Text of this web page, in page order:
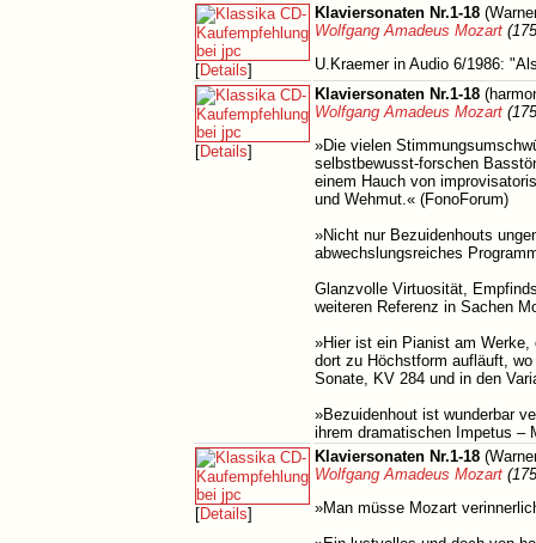
[Details]
Klaviersonaten Nr.1-18
Wolfgang Amadeus Mozart
U.Kraemer in Audio 6/1986:
[Details]
Klaviersonaten Nr.1-18
Wolfgang Amadeus Mozart
»Die vielen
selbstbewusst-forschen
einem Hauch von
und Wehmut.« (FonoForum)
»Nicht nur Bezuidenhouts
abwechslungsreiches
Glanzvolle Virtuosität,
weiteren Referenz in Sachen
»Hier ist ein Pianist am
dort zu Höchstform aufläuft,
Sonate, KV 284 und in den
»Bezuidenhout ist wunderbar
ihrem dramatischen Impetus –
[Details]
Klaviersonaten Nr.1-18
Wolfgang Amadeus Mozart
»Man müsse Mozart